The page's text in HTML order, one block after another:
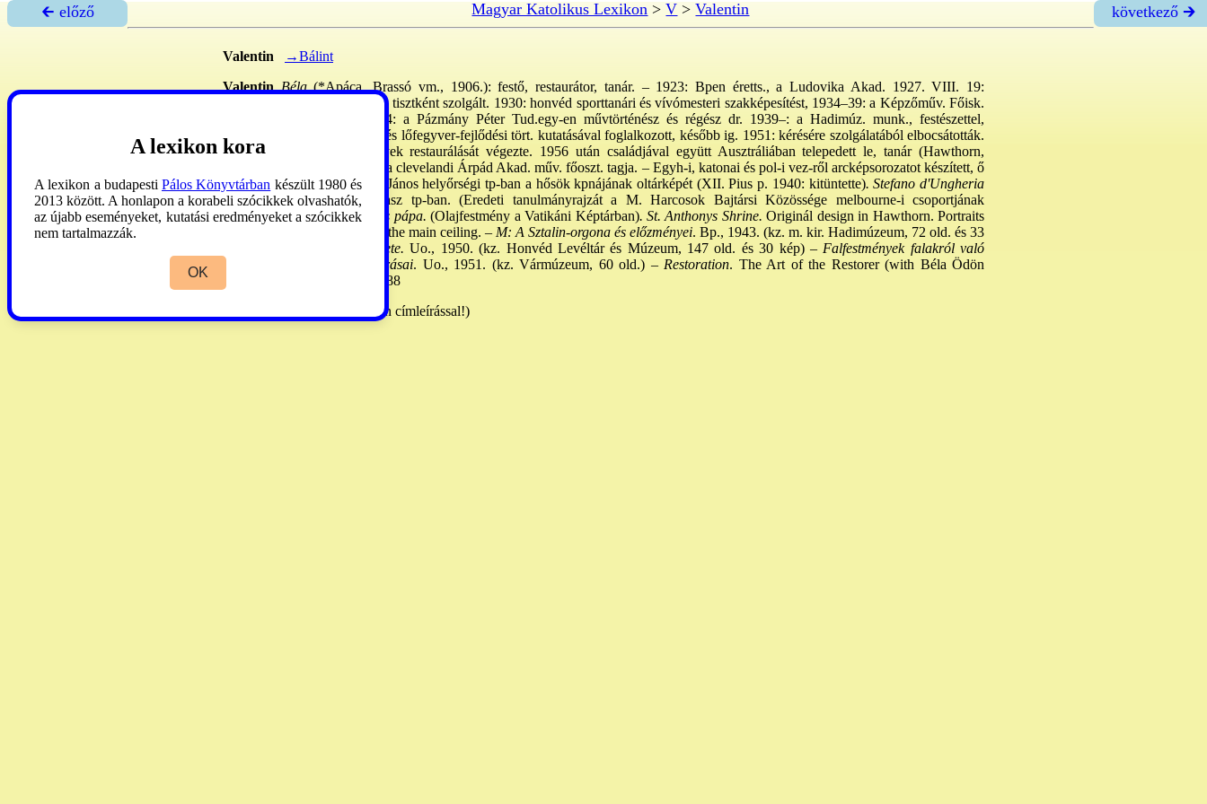
🡰 előző Magyar Katolikus Lexikon >V >Valentin következő 🡲
Valentin
→Bálint
ValentinBéla(*Apáca, Brassó vm., 1906.): festő, restaurátor, tanár. – 1923: Bpen éretts., a Ludovika Akad. 1927. VIII. 19:
hadnaggyá avatták, hivatásos tisztként szolgált. 1930: honvéd sporttanári és vívómesteri szakképesítést, 1934–39: a Képzőműv. Főisk.
rajztanári okl. szerzett. 1944: a Pázmány Péter Tud.egy-en művtörténész és régész dr. 1939–: a Hadimúz. munk., festészettel,
restaurálással, hadiépitészeti és lőfegyver-fejlődési tört. kutatásával foglalkozott, később ig. 1951: kérésére szolgálatából elbocsátották.
Azóta képek és falfestmények restaurálását végezte. 1956 után családjával együtt Ausztráliában telepedett le, tanár (Hawthorn,
Victoria, Ausztrália). 1980–: a clevelandi Árpád Akad. műv. főoszt. tagja. – Egyh-i, katonai és pol-i vez-ről arcképsorozatot készített, ő
festette a bpi Kapisztrán Szt János helyőrségi tp-ban a hősök kpnájának oltárképét (XII. Pius p. 1940: kitüntette). Stefano d'Ungheria
festmény a melbourne-i olasz tp-ban. (Eredeti tanulmányrajzát a M. Harcosok Bajtársi Közössége melbourne-i csoportjának
adományozta) –XXIII. János pápa. (Olajfestmény a Vatikáni Képtárban). St. Anthonys Shrine. Originál design in Hawthorn. Portraits
of 64 saints with symbols on the main ceiling. – M: A Sztalin-orgona és előzményei. Bp., 1943. (kz. m. kir. Hadimúzeum, 72 old. és 33
Budavár hadiépítészete. Uo., 1950. (kz. Honvéd Levéltár és Múzeum, 147 old. és 30 kép) –Falfestmények falakról való
leválasztásának újszerű eljárásai. Uo., 1951. (kz. Vármúzeum, 60 old.) –Restoration. The Art of the Restorer (with Béla Ödön
Valentin). Melbourne, 1979. 88
1982:367. (elégtelen címleírással!)
A lexikon kora
A lexikon a budapesti Pálos Könyvtárban készült 1980 és
2013 között. A honlapon a korabeli szócikkek olvashatók,
az újabb eseményeket, kutatási eredményeket a szócikkek
nem tartalmazzák.
OK